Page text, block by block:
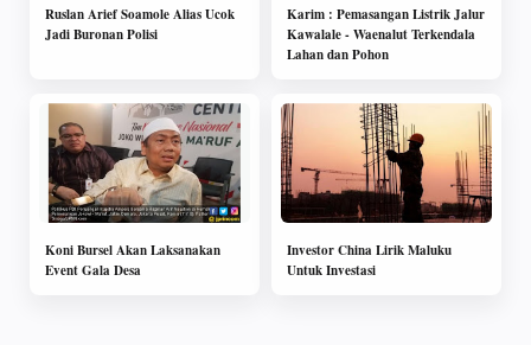
Ruslan Arief Soamole Alias Ucok
Jadi Buronan Polisi
Karim : Pemasangan Listrik Jalur
Kawalale - Waenalut Terkendala
Lahan dan Pohon
Koni Bursel Akan Laksanakan
Event Gala Desa
Investor China Lirik Maluku
Untuk Investasi